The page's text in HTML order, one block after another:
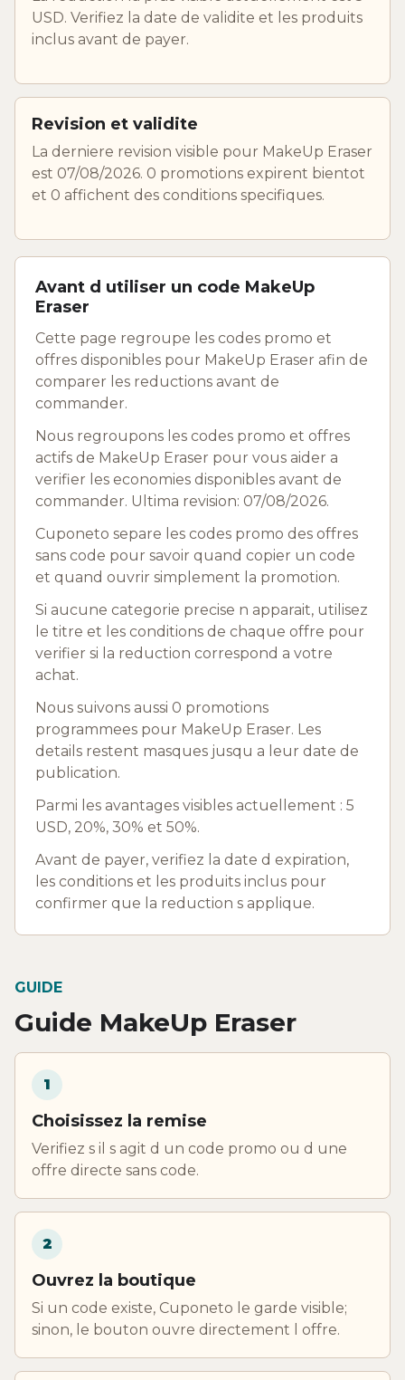
USD. Verifiez la date de validite et les produits
inclus avant de payer.
Revision et validite
La derniere revision visible pour MakeUp Eraser
est 07/08/2026. 0 promotions expirent bientot
et 0 affichent des conditions specifiques.
Avant d utiliser un code MakeUp
Eraser
Cette page regroupe les codes promo et
offres disponibles pour MakeUp Eraser afin de
comparer les reductions avant de
commander.
Nous regroupons les codes promo et offres
actifs de MakeUp Eraser pour vous aider a
verifier les economies disponibles avant de
commander. Ultima revision: 07/08/2026.
Cuponeto separe les codes promo des offres
sans code pour savoir quand copier un code
et quand ouvrir simplement la promotion.
Si aucune categorie precise n apparait, utilisez
le titre et les conditions de chaque offre pour
verifier si la reduction correspond a votre
achat.
Nous suivons aussi 0 promotions
programmees pour MakeUp Eraser. Les
details restent masques jusqu a leur date de
publication.
Parmi les avantages visibles actuellement : 5
USD, 20%, 30% et 50%.
Avant de payer, verifiez la date d expiration,
les conditions et les produits inclus pour
confirmer que la reduction s applique.
GUIDE
Guide MakeUp Eraser
1
Choisissez la remise
Verifiez s il s agit d un code promo ou d une
offre directe sans code.
2
Ouvrez la boutique
Si un code existe, Cuponeto le garde visible;
sinon, le bouton ouvre directement l offre.